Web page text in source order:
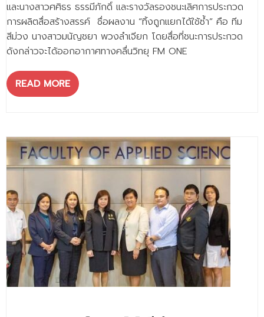
และนางสาวศศิธร ธรรมีภักดิ์ และรางวัลรองชนะเลิศการประกวด
การผลิตสื่อสร้างสรรค์ ชื่อผลงาน “ทิ้งถูกเเยกได้ใช้ซ้ำ” คือ ทีม
สีม่วง นางสาวมนัญชยา พวงลำเจียก โดยสื่อที่ชนะการประกวด
ดังกล่าวจะได้ออกอากาศทางคลื่นวิทยุ FM ONE
READ MORE